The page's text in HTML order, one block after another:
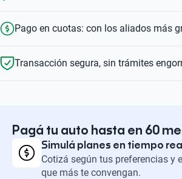
Pago en cuotas: con los aliados más
Transacción segura, sin trámites
Pagá tu auto hasta en 60
Simulá planes en tiempo real
Cotizá según tus preferencias y
que más te convengan.